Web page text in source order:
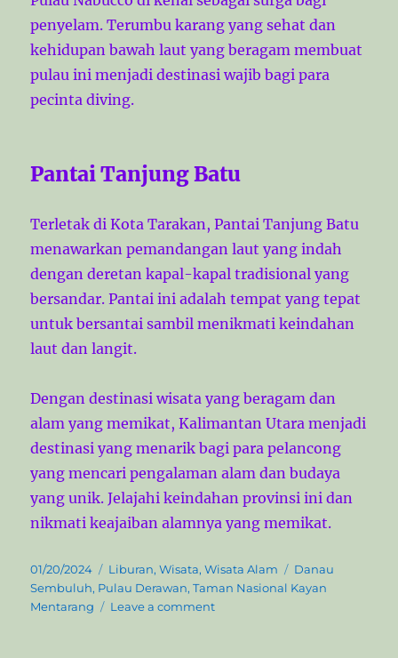
penyelam. Terumbu karang yang sehat dan
kehidupan bawah laut yang beragam membuat
pulau ini menjadi destinasi wajib bagi para
pecinta diving.
Pantai Tanjung Batu
Terletak di Kota Tarakan, Pantai Tanjung Batu
menawarkan pemandangan laut yang indah
dengan deretan kapal-kapal tradisional yang
bersandar. Pantai ini adalah tempat yang tepat
untuk bersantai sambil menikmati keindahan
laut dan langit.
Dengan destinasi wisata yang beragam dan
alam yang memikat, Kalimantan Utara menjadi
destinasi yang menarik bagi para pelancong
yang mencari pengalaman alam dan budaya
yang unik. Jelajahi keindahan provinsi ini dan
nikmati keajaiban alamnya yang memikat.
P
o
s
01/20/2024
C
a
t
Liburan,Wisata,Wisata Alam
T
a
Danau
Sembuluh, Pulau Derawan,Taman Nasional Kayan
Mentarang
Leave a commento